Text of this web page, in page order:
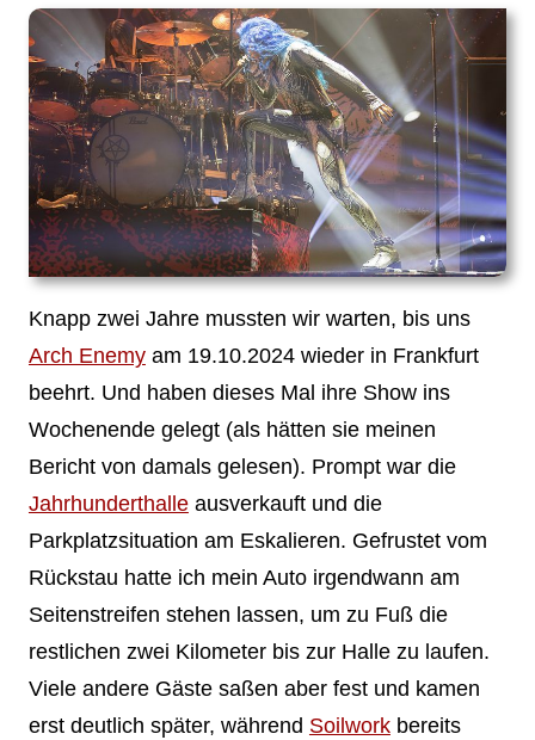
Knapp zwei Jahre mussten wir warten, bis uns
Arch Enemyam 19.10.2024 wieder in Frankfurt
beehrt. Und haben dieses Mal ihre Show ins
Wochenende gelegt (als hätten sie meinen
Bericht von damals gelesen). Prompt war die
Jahrhunderthalleausverkauft und die
Parkplatzsituation am Eskalieren. Gefrustet vom
Rückstau hatte ich mein Auto irgendwann am
Seitenstreifen stehen lassen, um zu Fuß die
restlichen zwei Kilometer bis zur Halle zu laufen.
Viele andere Gäste saßen aber fest und kamen
erst deutlich später, während Soilworkbereits